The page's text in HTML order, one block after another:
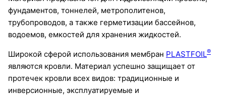
фундаментов, тоннелей, метрополитенов,
трубопроводов, а также герметизации бассейнов,
водоемов, емкостей для хранения жидкостей.
Широкой сферой использования мембран PLASTFOIL®
являются кровли. Материал успешно защищает от
протечек кровли всех видов: традиционные и
инверсионные, эксплуатируемые и